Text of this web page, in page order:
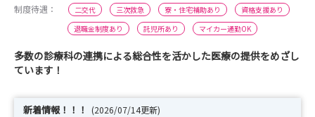
制度待遇：
二交代 三次救急 寮・住宅補助あり
資格支援あり
退職金制度あり
託児所あり マイカー通勤OK
多数の診療科の連携による総合性を活かした医療の提供をめざし
ています！
新着情報！！！ (2026/07/14更新)